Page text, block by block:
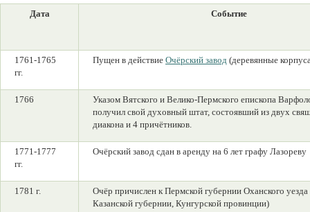
Дата Событие
1761-1765
гг.
Пущен в действие Очёрский завод (деревянные
1766
Указом Вятского и Велико-Пермского епископа
получил свой духовный штат, состоявший из двух
диакона и 4 причётников.
1771-1777
гг.
Очёрский завод сдан в аренду на 6 лет графу Лазореву
1781 г.
Очёр причислен к Пермской губернии Оханского
Казанской губернии, Кунгурской провинции)